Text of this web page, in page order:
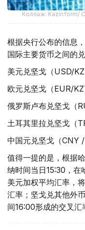
Коллаж: Kazinform/
根据央行公布的信息
国际主要货币之间的
美元兑坚戈（USD/
欧元兑坚戈（EUR/
俄罗斯卢布兑坚戈（
土耳其里拉兑坚戈（
中国元兑坚戈（CNY
值得一提的是，根据
纳时间当日15:30，在
美元加权平均汇率，
汇率；坚戈兑其他外
间16:00形成的交叉汇